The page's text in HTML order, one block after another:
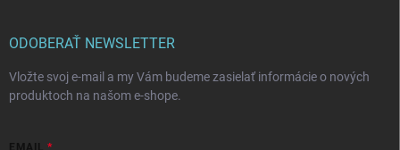
ODOBERAŤ NEWSLETTER
Vložte svoj e-mail a my Vám budeme zasielať informácie o nových
produktoch na našom e-shope.
EMAIL